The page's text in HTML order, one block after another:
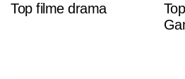
Top filme drama